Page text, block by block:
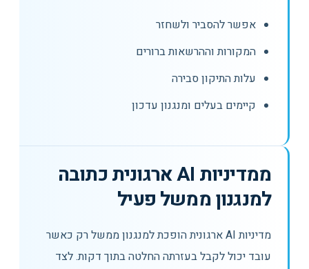
אפשר להסביר ולשחזר
המקורות וההרשאות ברורים
עלות התיקון סבירה
קיימים בעלים ומנגנון עדכון
ממדיניות AI ארגונית כתובה
למנגנון ממשל פעיל
מדיניות AI ארגונית הופכת למנגנון ממשל רק כאשר
עובד יכול לקבל בעזרתה החלטה בתוך דקות. לצד